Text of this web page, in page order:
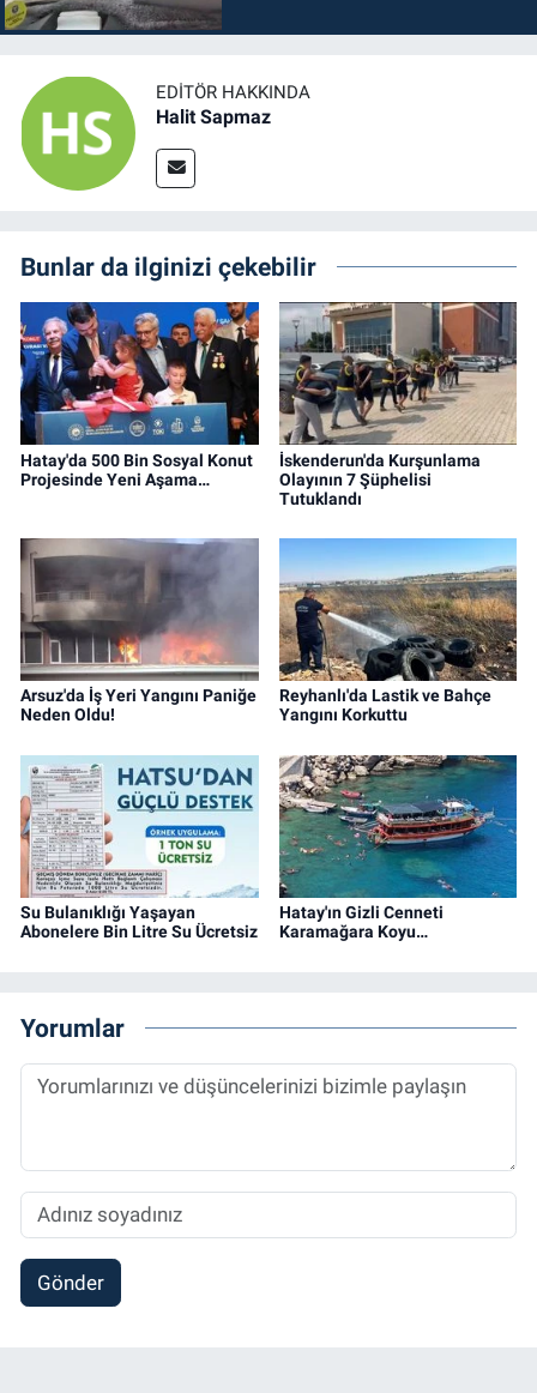
EDITÖR HAKKINDA
Halit Sapmaz
Bunlar da ilginizi çekebilir
Hatay'da 500 Bin Sosyal Konut
Projesinde Yeni Aşama…
İskenderun'da Kurşunlama
Olayının 7 Şüphelisi
Tutuklandı
Arsuz'da İş Yeri Yangını Paniğe
Neden Oldu!
Reyhanlı'da Lastik ve Bahçe
Yangını Korkuttu
Su Bulanıklığı Yaşayan
Abonelere Bin Litre Su Ücretsiz
Hatay'ın Gizli Cenneti
Karamağara Koyu…
Yorumlar
Gönder